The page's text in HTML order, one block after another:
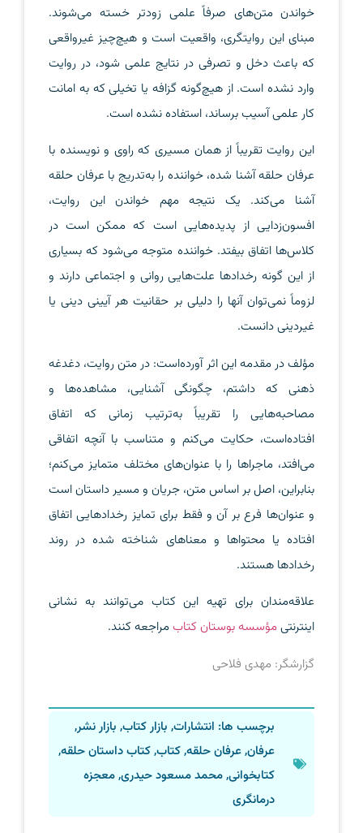
خواندن متن‌های صرفاً علمی زودتر خسته می‌شوند.
مبنای این روایتگری، واقعیت است و هیچ‌چیز غیرواقعی
که باعث دخل و تصرفی در نتایج علمی شود، در روایت
وارد نشده است. از هیچ‌گونه گزافه یا تخیلی که به امانت
کار علمی آسیب برساند، استفاده نشده است.
این روایت تقریباً از همان مسیری که راوی و نویسنده با
عرفان حلقه آشنا شده، خواننده را به‌تدریج با عرفان حلقه
آشنا می‌کند. یک نتیجه مهم خواندن این روایت،
افسون‌زدایی از پدیده‌هایی است که ممکن است در
کلاس‌ها اتفاق بیفتد. خواننده متوجه می‌شود که بسیاری
از این گونه رخدادها علت‌هایی روانی و اجتماعی دارند و
لزوماً نمی‌توان آنها را دلیلی بر حقانیت هر آیینی دینی یا
غیردینی دانست.
مؤلف در مقدمه این اثر آورده‌است: در متن روایت، دغدغه
ذهنی که داشتم، چگونگی آشنایی، مشاهده‌ها و
مصاحبه‌هایی را تقریباً به‌ترتیب زمانی که اتفاق
افتاده‌است، حکایت می‌کنم و متناسب با آنچه اتفاقی
می‌افتد، ماجراها را با عنوان‌های مختلف متمایز می‌کنم؛
بنابراین، اصل بر اساس متن، جریان و مسیر داستان است
و عنوان‌ها فرع بر آن و فقط برای تمایز رخدادهایی اتفاق
افتاده یا محتواها و معناهای شناخته شده در روند
رخدادها هستند.
علاقه‌مندان برای تهیه این کتاب می‌توانند به نشانی
اینترنتی مؤسسه بوستان کتابمراجعه کنند.
گزارشگر: مهدی فلاحی
برچسب ها: انتشارات, بازار کتاب, بازار نشر,
عرفان,عرفان حلقه,کتاب,کتاب داستان حلقه,
کتابخوانی,محمد مسعود حیدری,معجزه
درمانگری